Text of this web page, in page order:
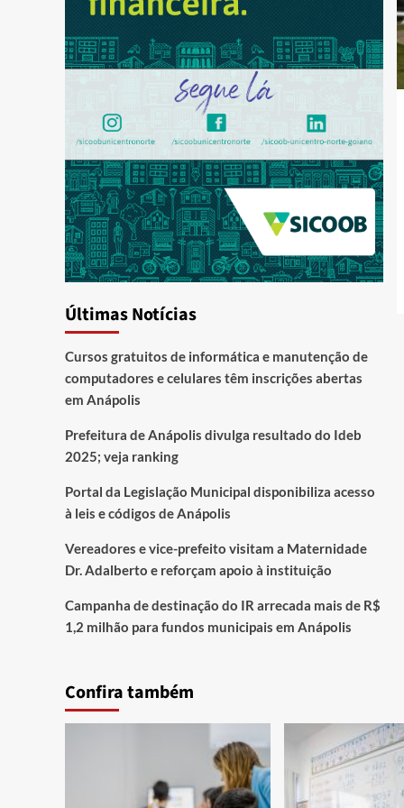
Últimas Notícias
Cursos gratuitos de informática e manutenção de
computadores e celulares têm inscrições abertas
em Anápolis
Prefeitura de Anápolis divulga resultado do Ideb
2025; veja ranking
Portal da Legislação Municipal disponibiliza acesso
à leis e códigos de Anápolis
Vereadores e vice-prefeito visitam a Maternidade
Dr. Adalberto e reforçam apoio à instituição
Campanha de destinação do IR arrecada mais de R$
1,2 milhão para fundos municipais em Anápolis
Confira também